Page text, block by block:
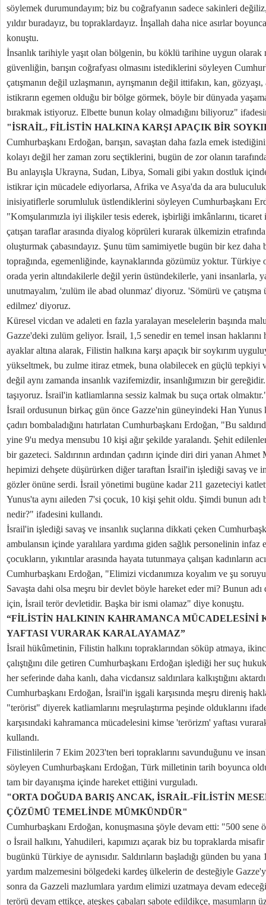
söylemek durumundayım; biz bu coğrafyanın sadece sakinleri
yıldır buradayız, bu topraklardayız. İnşallah daha nice asırlar
konuştu.
İnsanlık tarihiyle yaşıt olan bölgenin, bu köklü tarihine uygun olarak
güvenliğin, barışın coğrafyası olmasını istediklerini söyleyen
çatışmanın değil uzlaşmanın, ayrışmanın değil ittifakın, kan,
istikrarın egemen olduğu bir bölge görmek, böyle bir dünyada
bırakmak istiyoruz. Elbette bunun kolay olmadığını biliyoruz"
"İSRAİL, FİLİSTİN HALKINA KARŞI APAÇIK BİR
Cumhurbaşkanı Erdoğan, barışın, savaştan daha fazla emek
kolayı değil her zaman zoru seçtiklerini, bugün de zor olanın
Bu anlayışla Ukrayna, Sudan, Libya, Somali gibi yakın dostluk
istikrar için mücadele ediyorlarsa, Afrika ve Asya'da da ara buluculuk
inisiyatiflerle sorumluluk üstlendiklerini söyleyen Cumhurbaşkanı
"Komşularımızla iyi ilişkiler tesis ederek, işbirliği imkânlarını, ticaret
çatışan taraflar arasında diyalog köprüleri kurarak ülkemizin
oluşturmak çabasındayız. Şunu tüm samimiyetle bugün bir kez
toprağında, egemenliğinde, kaynaklarında gözümüz yoktur. Türkiye
orada yerin altındakilerle değil yerin üstündekilerle, yani insanlarla,
unutmayalım, 'zulüm ile abad olunmaz' diyoruz. 'Sömürü ve
edilmez' diyoruz.
Küresel vicdan ve adaleti en fazla yaralayan meselelerin başında
Gazze'deki zulüm geliyor. İsrail, 1,5 senedir en temel insan haklarını
ayaklar altına alarak, Filistin halkına karşı apaçık bir soykırım
yükseltmek, bu zulme itiraz etmek, buna olabilecek en güçlü tepkiyi
değil aynı zamanda insanlık vazifemizdir, insanlığımızın bir
taşıyoruz. İsrail'in katliamlarına sessiz kalmak bu suça ortak
İsrail ordusunun birkaç gün önce Gazze'nin güneyindeki Han Yunus
çadırı bombaladığını hatırlatan Cumhurbaşkanı Erdoğan, "Bu
yine 9'u medya mensubu 10 kişi ağır şekilde yaralandı. Şehit
bir gazeteci. Saldırının ardından çadırın içinde diri diri yanan
hepimizi dehşete düşürürken diğer taraftan İsrail'in işlediği savaş ve
gözler önüne serdi. İsrail yönetimi bugüne kadar 211 gazeteciyi
Yunus'ta aynı aileden 7'si çocuk, 10 kişi şehit oldu. Şimdi bunun adı
nedir?" ifadesini kullandı.
İsrail'in işlediği savaş ve insanlık suçlarına dikkati çeken
ambulansın içinde yaralılara yardıma giden sağlık personelinin
çocukların, yıkıntılar arasında hayata tutunmaya çalışan kadınların
Cumhurbaşkanı Erdoğan, "Elimizi vicdanımıza koyalım ve şu
Savaşta dahi olsa meşru bir devlet böyle hareket eder mi? Bunun
için, İsrail terör devletidir. Başka bir ismi olamaz" diye konuştu.
“FİLİSTİN HALKININ KAHRAMANCA MÜCADELESİNİ
YAFTASI VURARAK KARALAYAMAZ”
İsrail hükûmetinin, Filistin halkını topraklarından söküp atmaya,
çalıştığını dile getiren Cumhurbaşkanı Erdoğan işlediği her suç
her seferinde daha kanlı, daha vicdansız saldırılara kalkıştığını
Cumhurbaşkanı Erdoğan, İsrail'in işgali karşısında meşru direniş
"terörist" diyerek katliamlarını meşrulaştırma peşinde olduklarını
karşısındaki kahramanca mücadelesini kimse 'terörizm' yaftası
kullandı.
Filistinlilerin 7 Ekim 2023'ten beri topraklarını savunduğunu ve
söyleyen Cumhurbaşkanı Erdoğan, Türk milletinin tarih boyunca
tam bir dayanışma içinde hareket ettiğini vurguladı.
"ORTA DOĞUDA BARIŞ ANCAK, İSRAİL-FİLİSTİN
ÇÖZÜMÜ TEMELİNDE MÜMKÜNDÜR"
Cumhurbaşkanı Erdoğan, konuşmasına şöyle devam etti: "500 sene
o İsrail halkını, Yahudileri, kapımızı açarak biz bu topraklarda
bugünkü Türkiye de aynısıdır. Saldırıların başladığı günden bu
yardım malzemesini bölgedeki kardeş ülkelerin de desteğiyle
sonra da Gazzeli mazlumlara yardım elimizi uzatmaya devam
terörü devam ettikçe, ateşkes çabaları sabote edildikçe, masumların